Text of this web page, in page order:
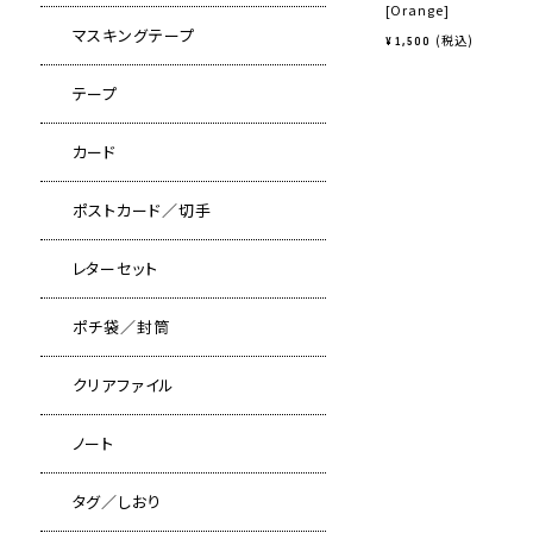
マスキングテープ
テープ
カード
ポストカード／切手
レターセット
ポチ袋／封筒
クリアファイル
ノート
タグ／しおり
[Orange]
¥ 1,500 税込